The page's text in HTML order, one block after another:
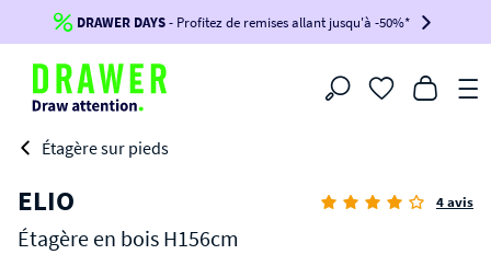
Jusqu'à-100€*sur votre commande !
BIKINI100
-voir conditions en bas de page-
DRAWER DAYS- Profitez de remises allant jusqu'à -50%*
Filtrer
Étagère sur pieds
ELIO
Étagère en bois H156cm
4 avis